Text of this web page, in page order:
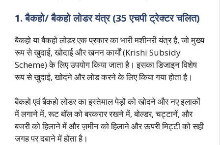
1. बैकहो/ बैकहो लोडर यंत्र (35 एचपी ट्रेक्टर चलित)
बैकहो या बैकहो लोडर एक प्रकार का भारी मशीनरी यंत्र है, जो मुख्य
रूप से खुदाई, खोदाई और खनन कार्यों (Krishi Subsidy
Scheme) के लिए उपयोग किया जाता है। इसका डिजाइन विशेष
रूप से खुदाई, खोदने और लोड करने के लिए किया गया होता है।
बैकहो एवं बैकहो लोडर का इस्तेमाल पेड़ों को खोदने और नए इलाकों
में लगाने में, रूट बॉल को बरकरार रखने में, बोल्डर, चट्टानें, और
बजरी को हिलाने में और ज़मीन को हिलाने और ऊपरी मिट्टी को सही
जगह पर दबाने में होता है।